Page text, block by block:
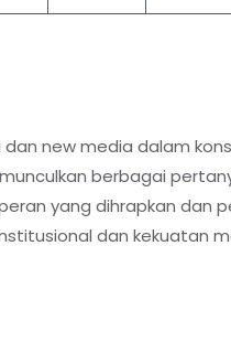
new media dalam
berbagai
yang dihrapkan
dan kekuatan